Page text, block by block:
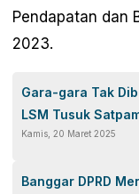
Pendapatan dan
2023.
Gara-gara Tak
LSM Tusuk
Kamis, 20 Maret 2025
Banggar DPRD